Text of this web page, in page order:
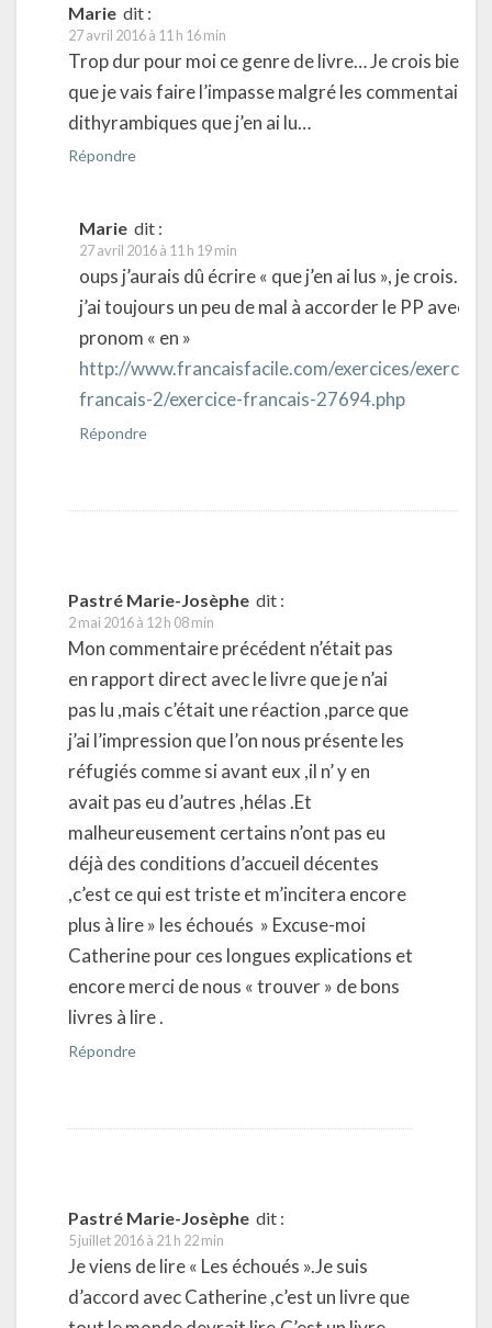
Marie dit :
27 avril 2016 à 11 h 16 min
Trop dur pour moi ce genre de livre… Je crois bien
que je vais faire l’impasse malgré les commentaires
dithyrambiques que j’en ai lu…
Répondre
Marie dit :
27 avril 2016 à 11 h 19 min
oups j’aurais dû écrire « que j’en ai lus », je crois…
j’ai toujours un peu de mal à accorder le PP avec le
pronom « en »
http://www.francaisfacile.com/exercices/exercice-
francais-2/exercice-francais-27694.php
Répondre
Pastré Marie-Josèphe dit :
2 mai 2016 à 12 h 08 min
Mon commentaire précédent n’était pas
en rapport direct avec le livre que je n’ai
pas lu ,mais c’était une réaction ,parce que
j’ai l’impression que l’on nous présente les
réfugiés comme si avant eux ,il n’ y en
avait pas eu d’autres ,hélas .Et
malheureusement certains n’ont pas eu
déjà des conditions d’accueil décentes
,c’est ce qui est triste et m’incitera encore
plus à lire » les échoués » Excuse-moi
Catherine pour ces longues explications et
encore merci de nous « trouver » de bons
livres à lire .
Répondre
Pastré Marie-Josèphe dit :
5 juillet 2016 à 21 h 22 min
Je viens de lire « Les échoués ».Je suis
d’accord avec Catherine ,c’est un livre que